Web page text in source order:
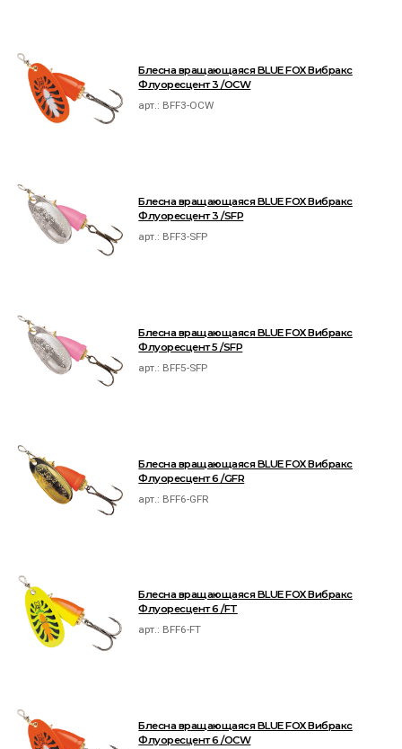
Блесна вращающаяся BLUE FOX Вибракс
Флуоресцент 3 /OCW
арт.: BFF3-OCW
Блесна вращающаяся BLUE FOX Вибракс
Флуоресцент 3 /SFP
арт.: BFF3-SFP
Блесна вращающаяся BLUE FOX Вибракс
Флуоресцент 5 /SFP
арт.: BFF5-SFP
Блесна вращающаяся BLUE FOX Вибракс
Флуоресцент 6 /GFR
арт.: BFF6-GFR
Блесна вращающаяся BLUE FOX Вибракс
Флуоресцент 6 /FT
арт.: BFF6-FT
Блесна вращающаяся BLUE FOX Вибракс
Флуоресцент 6 /OCW